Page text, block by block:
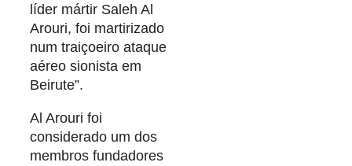
líder mártir Saleh Al
Arouri, foi martirizado
num traiçoeiro ataque
aéreo sionista em
Beirute”.
Al Arouri foi
considerado um dos
membros fundadores